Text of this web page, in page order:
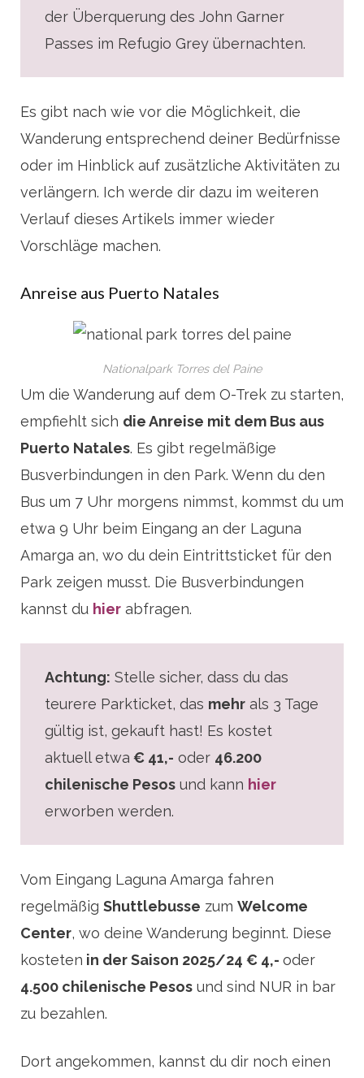
der Überquerung des John Garner
Passes im Refugio Grey übernachten.
Es gibt nach wie vor die Möglichkeit, die
Wanderung entsprechend deiner Bedürfnisse
oder im Hinblick auf zusätzliche Aktivitäten zu
verlängern. Ich werde dir dazu im weiteren
Verlauf dieses Artikels immer wieder
Vorschläge machen.
Anreise aus Puerto Natales
Nationalpark Torres del Paine
Um die Wanderung auf dem O-Trek zu starten,
empfiehlt sich die Anreise mit dem Bus aus
Puerto Natales. Es gibt regelmäßige
Busverbindungen in den Park. Wenn du den
Bus um 7 Uhr morgens nimmst, kommst du um
etwa 9 Uhr beim Eingang an der Laguna
Amarga an, wo du dein Eintrittsticket für den
Park zeigen musst. Die Busverbindungen
kannst du hier abfragen.
Achtung: Stelle sicher, dass du das
teurere Parkticket, das mehr als 3 Tage
gültig ist, gekauft hast! Es kostet
aktuell etwa € 41,- oder 46.200
chilenische Pesos und kann hier
erworben werden.
Vom Eingang Laguna Amarga fahren
regelmäßig Shuttlebusse zum Welcome
Center, wo deine Wanderung beginnt. Diese
kosteten in der Saison 2025/24 € 4,- oder
4.500 chilenische Pesos und sind NUR in bar
zu bezahlen.
Dort angekommen, kannst du dir noch einen